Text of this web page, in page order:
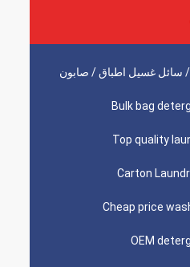
غسيل اطباق / صابون
Bulk bag
Top quality
Carton
Cheap price
OEM